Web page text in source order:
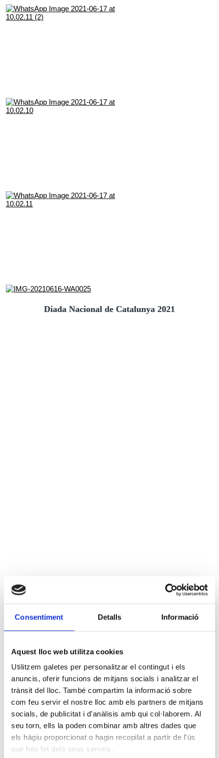
Consentiment Detalls Informació
Aquest lloc web utilitza cookies
Utilitzem galetes per personalitzar el contingut i els
anuncis, oferir funcions de mitjans socials i analitzar el
trànsit del lloc. També compartim la informació sobre
com feu servir el nostre lloc amb els partners de mitjans
socials, de publicitat i d'anàlisis amb qui col·laborem. Al
seu torn, ells la poden combinar amb altres dades que
els hàgiu proporcionat o hagin recopilat a partir de l'ús
que heu fet dels seus serveis.
Diada Nacional de Catalunya 2021